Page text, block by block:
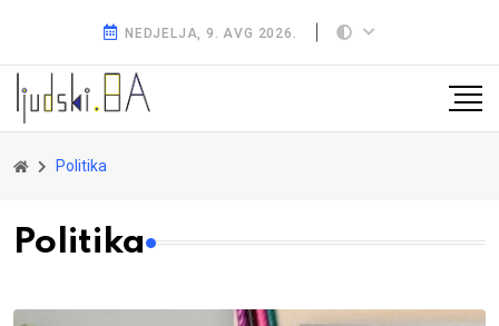
NEDJELJA, 9. AVG 2026.
Politika
Politika